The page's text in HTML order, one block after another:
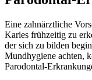
Eine zahnärztliche
Karies frühzeitig zu
der sich zu bilden
Mundhygiene achten,
Parodontal-